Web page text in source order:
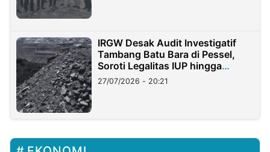
IRGW Desak Audit Investigatif
Tambang Batu Bara di Pessel,
Soroti Legalitas IUP hingga
Stockpile
27/07/2026 - 20:21